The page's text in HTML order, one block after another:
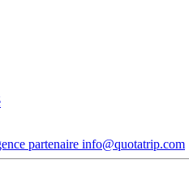
partenaire info@quotatrip.com